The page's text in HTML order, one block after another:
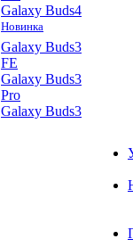
Galaxy Buds4
Новинка
Galaxy Buds3
FE
Galaxy Buds3
Pro
Galaxy Buds3